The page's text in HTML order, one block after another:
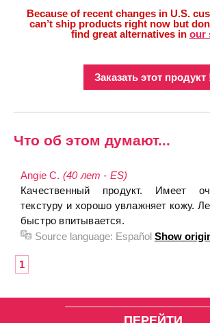
Because of recent changes in U.S.
can’t ship products right now but
find great alternatives in our
Заказать этот продукт
Что об этом думают...
Angie C. (40 лет - ES)
Качественный продукт. Имеет
текстуру и хорошо увлажняет кожу.
быстро впитывается.
Source language: Español Show
1
ПЕРЕЙТИ